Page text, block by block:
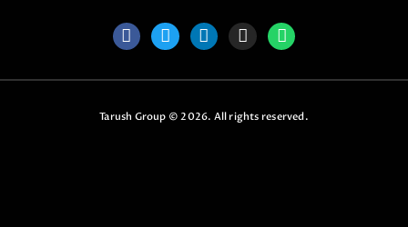
Tarush Group © 2026. All rights reserved.